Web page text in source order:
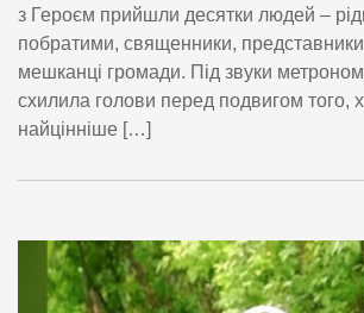
з Героєм прийшли десятки людей –
побратими, священники,
мешканці громади. Під звуки
схилила голови перед подвигом того,
найцінніше […]